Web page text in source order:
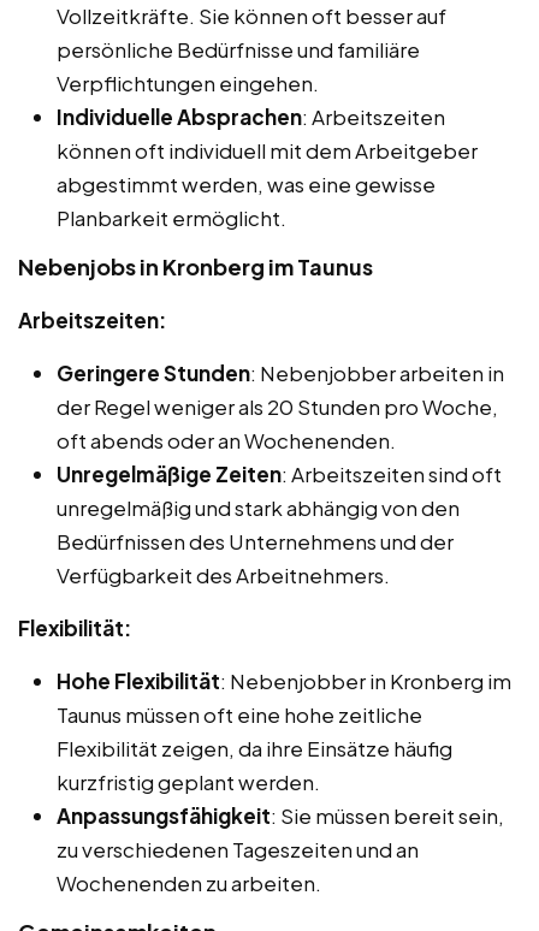
Vollzeitkräfte. Sie können oft besser auf
persönliche Bedürfnisse und familiäre
Verpflichtungen eingehen.
Individuelle Absprachen: Arbeitszeiten
können oft individuell mit dem Arbeitgeber
abgestimmt werden, was eine gewisse
Planbarkeit ermöglicht.
Nebenjobs in Kronberg im Taunus
Arbeitszeiten:
Geringere Stunden: Nebenjobber arbeiten in
der Regel weniger als 20 Stunden pro Woche,
oft abends oder an Wochenenden.
Unregelmäßige Zeiten: Arbeitszeiten sind oft
unregelmäßig und stark abhängig von den
Bedürfnissen des Unternehmens und der
Verfügbarkeit des Arbeitnehmers.
Flexibilität:
Hohe Flexibilität: Nebenjobber in Kronberg im
Taunus müssen oft eine hohe zeitliche
Flexibilität zeigen, da ihre Einsätze häufig
kurzfristig geplant werden.
Anpassungsfähigkeit: Sie müssen bereit sein,
zu verschiedenen Tageszeiten und an
Wochenenden zu arbeiten.